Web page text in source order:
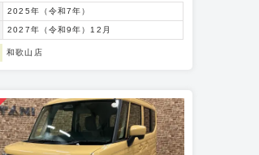
2025年（令和7年）
2027年（令和9年）12月
和歌山店